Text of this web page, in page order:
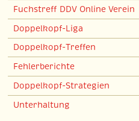
Fuchstreff DDV Online Verein
Doppelkopf-Liga
Doppelkopf-Treffen
Fehlerberichte
Doppelkopf-Strategien
Unterhaltung